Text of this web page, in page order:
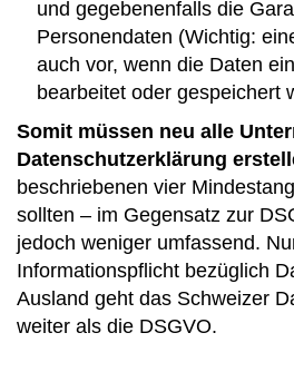
und gegebenenfalls die
Personendaten (Wichtig:
auch vor, wenn die Daten
bearbeitet oder gespeichert
Somit müssen neu alle
Datenschutzerklärung
beschriebenen vier
sollten – im Gegensatz zur
jedoch weniger umfassend.
Informationspflicht bezüglich
Ausland geht das Schweizer
weiter als die DSGVO.